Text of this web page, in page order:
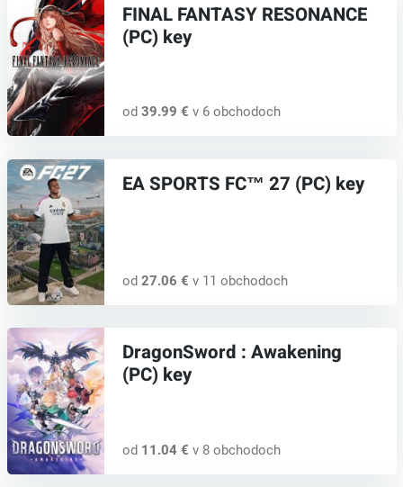
FINAL FANTASY RESONANCE
(PC) key
od 39.99 € v 6 obchodoch
EA SPORTS FC™ 27 (PC) key
od 27.06 € v 11 obchodoch
DragonSword : Awakening
(PC) key
od 11.04 € v 8 obchodoch